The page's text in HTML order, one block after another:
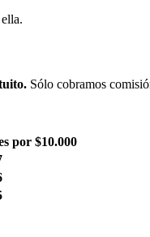
Sólo cobramos
por $10.000